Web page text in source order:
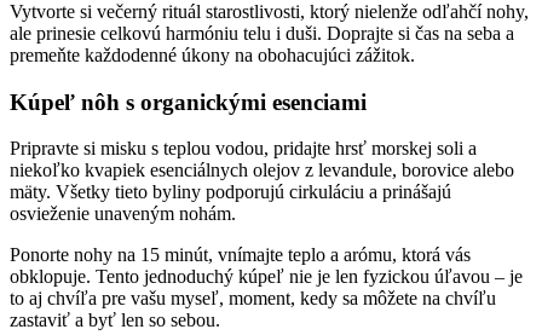
Vytvorte si večerný rituál starostlivosti, ktorý nielenže odľahčí nohy,
ale prinesie celkovú harmóniu telu i duši. Doprajte si čas na seba a
premeňte každodenné úkony na obohacujúci zážitok.
Kúpeľ nôh s organickými esenciami
Pripravte si misku s teplou vodou, pridajte hrsť morskej soli a
niekoľko kvapiek esenciálnych olejov z levandule, borovice alebo
mäty. Všetky tieto byliny podporujú cirkuláciu a prinášajú
osvieženie unaveným nohám.
Ponorte nohy na 15 minút, vnímajte teplo a arómu, ktorá vás
obklopuje. Tento jednoduchý kúpeľ nie je len fyzickou úľavou – je
to aj chvíľa pre vašu myseľ, moment, kedy sa môžete na chvíľu
zastaviť a byť len so sebou.